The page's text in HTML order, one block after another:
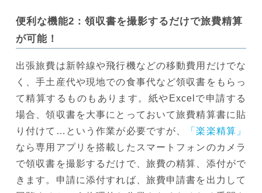
便利な機能2：領収書を撮影するだけで旅費精算
が可能！
出張旅費は新幹線や飛行機などの移動費用だけでな
く、手土産代や現地での食事代など領収書をもらっ
て精算するものもあります。紙やExcelで申請する
場合、領収書を大事にとっておいて旅費精算書に貼
り付けて…という作業が必要ですが、
「楽楽精算」
なら専用アプリを搭載したスマートフォンのカメラ
で領収書を撮影するだけで、旅費の精算、添付がで
きます。申請に添付すれば、旅費申請書を出力して